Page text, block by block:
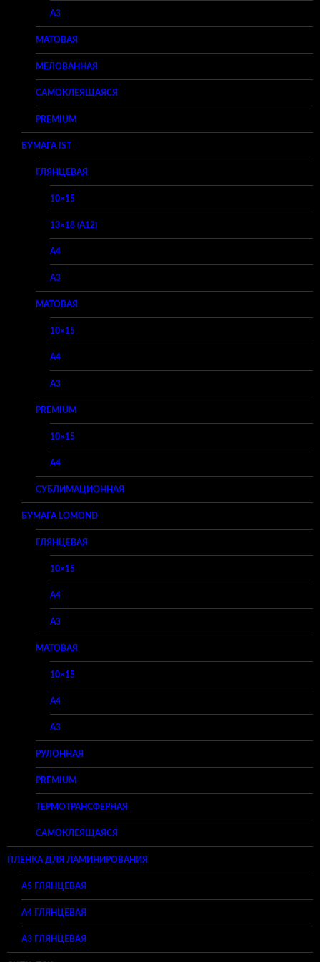
A3
МАТОВАЯ
МЕЛОВАННАЯ
САМОКЛЕЯЩАЯСЯ
PREMIUM
БУМАГА IST
ГЛЯНЦЕВАЯ
10×15
13×18 (A12)
A4
A3
МАТОВАЯ
10×15
A4
A3
PREMIUM
10×15
A4
СУБЛИМАЦИОННАЯ
БУМАГА LOMOND
ГЛЯНЦЕВАЯ
10×15
A4
A3
МАТОВАЯ
10×15
A4
A3
РУЛОННАЯ
PREMIUM
ТЕРМОТРАНСФЕРНАЯ
САМОКЛЕЯЩАЯСЯ
ПЛЕНКА ДЛЯ ЛАМИНИРОВАНИЯ
A5 ГЛЯНЦЕВАЯ
А4 ГЛЯНЦЕВАЯ
A3 ГЛЯНЦЕВАЯ